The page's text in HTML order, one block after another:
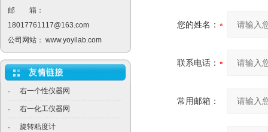
邮 箱：
18017761117@163.com
公司网站： www.yoyilab.com
· 右一个性仪器网
· 右一化工仪器网
· 旋转粘度计
您的姓名：
联系电话：
常用邮箱：